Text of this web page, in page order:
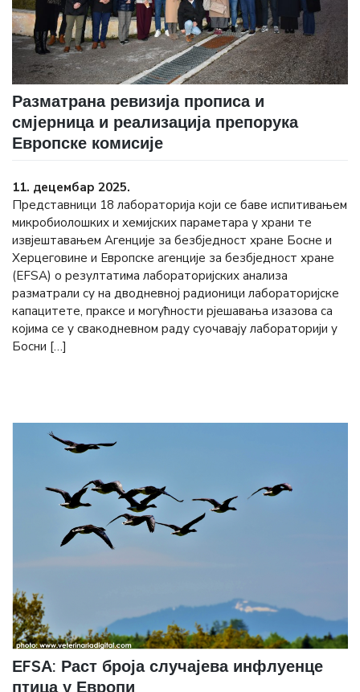
Разматрана ревизија прописа и
смјерница и реализација препорука
Европске комисије
11. децембар 2025.
Представници 18 лабораторија који се баве испитивањем
микробиолошких и хемијских параметара у храни те
извјештавањем Агенције за безбједност хране Босне и
Херцеговине и Европске агенције за безбједност хране
(ЕFSА) о резултатима лабораторијских анализа
разматрали су на дводневној радионици лабораторијске
капацитете, праксе и могућности рјешавања изазова са
којима се у свакодневном раду суочавају лабораторији у
Босни […]
ЕFSА: Раст броја случајева инфлуенце
птица у Европи